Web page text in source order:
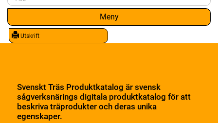
Meny
Utskrift
Svenskt Träs Produktkatalog är svensk
sågverksnärings digitala produktkatalog för att
beskriva träprodukter och deras unika
egenskaper.